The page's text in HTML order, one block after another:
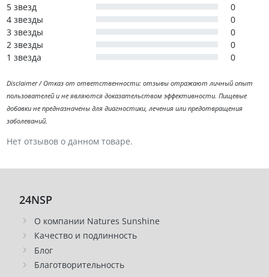
5 звезд
0
4 звезды
0
3 звезды
0
2 звезды
0
1 звезда
0
Disclaimer / Отказ от ответственности: отзывы отражают личный опыт
пользователей и не являются доказательством эффективности. Пищевые
добавки не предназначены для диагностики, лечения или предотвращения
заболеваний.
Нет отзывов о данном товаре.
24NSP
О компании Natures Sunshine
Качество и подлинность
Блог
Благотворительность